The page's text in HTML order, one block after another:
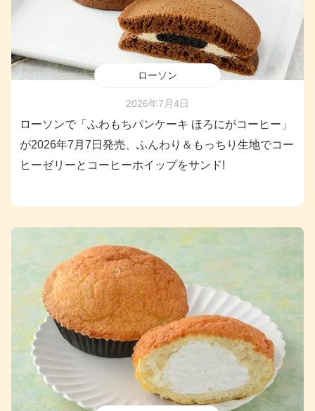
ローソン
2026年7月4日
ローソンで「ふわもちパンケーキ ほろにがコーヒー」
が2026年7月7日発売、ふんわり＆もっちり生地でコー
ヒーゼリーとコーヒーホイップをサンド!